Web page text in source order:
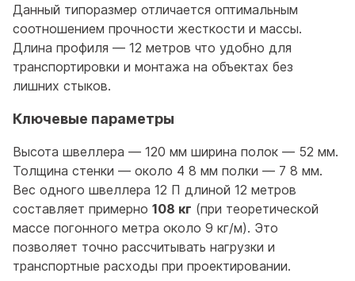
Данный типоразмер отличается оптимальным
соотношением прочности жесткости и массы.
Длина профиля — 12 метров что удобно для
транспортировки и монтажа на объектах без
лишних стыков.
Ключевые параметры
Высота швеллера — 120 мм ширина полок — 52 мм.
Толщина стенки — около 4 8 мм полки — 7 8 мм.
Вес одного швеллера 12 П длиной 12 метров
составляет примерно 108 кг (при теоретической
массе погонного метра около 9 кг/м). Это
позволяет точно рассчитывать нагрузки и
транспортные расходы при проектировании.